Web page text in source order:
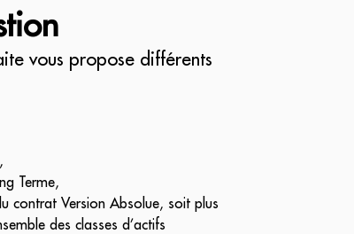
vous propose différents
Terme,
contrat Version Absolue, soit plus
des classes d’actifs